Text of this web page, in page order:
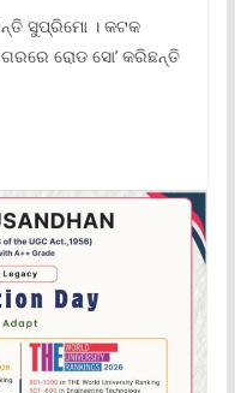
ସୁପ୍ରିମୋ । କଟକ
ରୋଡ ସୋ’ କରିଛନ୍ତି